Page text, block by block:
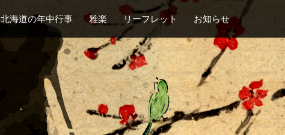
北海道の年中行事 雅楽 リーフレット お知らせ